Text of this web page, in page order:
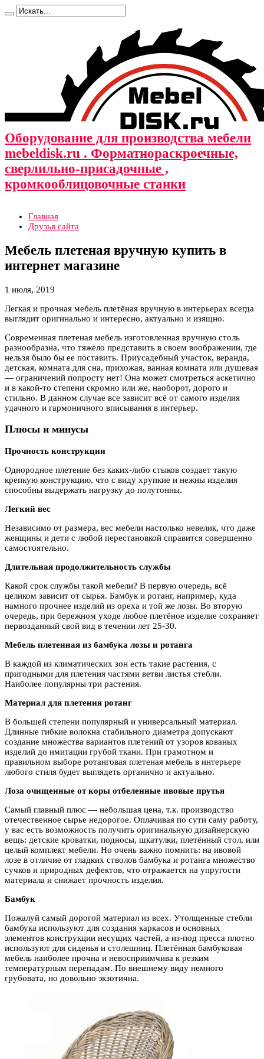
Оборудование для производства мебели
mebeldisk.ru . Форматнораскроечные,
сверлильно-присадочные ,
кромкооблицовочные станки
Главная
Друзья сайта
Мебель плетеная вручную купить в
интернет магазине
1 июля, 2019
Легкая и прочная мебель плетёная вручную в интерьерах всегда
выглядит оригинально и интересно, актуально и изящно.
Современная плетеная мебель изготовленная вручную столь
разнообразна, что тяжело представить в своем воображении, где
нельзя было бы ее поставить. Приусадебный участок, веранда,
детская, комната для сна, прихожая, ванная комната или душевая
— ограничений попросту нет! Она может смотреться аскетично
и в какой-то степени скромно или же, наоборот, дорого и
стильно. В данном случае все зависит всё от самого изделия
удачного и гармоничного вписывания в интерьер.
Плюсы и минусы
Прочность конструкции
Однородное плетение без каких-либо стыков создает такую
крепкую конструкцию, что с виду хрупкие и нежны изделия
способны выдержать нагрузку до полутонны.
Легкий вес
Независимо от размера, вес мебели настолько невелик, что даже
женщины и дети с любой перестановкой справится совершенно
самостоятельно.
Длительная продолжительность службы
Какой срок службы такой мебели? В первую очередь, всё
целиком зависит от сырья. Бамбук и ротанг, например, куда
намного прочнее изделий из ореха и той же лозы. Во вторую
очередь, при бережном уходе любое плетёное изделие сохраняет
первозданный свой вид в течении лет 25-30.
Мебель плетенная из бамбука лозы и ротанга
В каждой из климатических зон есть такие растения, с
пригодными для плетения частями ветви листья стебли.
Наиболее популярны три растения.
Материал для плетения ротанг
В большей степени популярный и универсальный материал.
Длинные гибкие волокна стабильного диаметра допускают
создание множества вариантов плетений от узоров кованых
изделий до имитации грубой ткани. При грамотном и
правильном выборе ротанговая плетеная мебель в интерьере
любого стиля будет выглядеть органично и актуально.
Лоза очищенные от коры отбеленные ивовые прутья
Самый главный плюс — небольшая цена, т.к. производство
отечественное сырье недорогое. Оплачивая по сути саму работу,
у вас есть возможность получить оригинальную дизайнерскую
вещь: детские кроватки, подносы, шкатулки, плетённый стол, или
целый комплект мебели. Но очень важно помнить: на ивовой
лозе в отличие от гладких стволов бамбука и ротанга множество
сучков и природных дефектов, что отражается на упругости
материала и снижает прочность изделия.
Бамбук
Пожалуй самый дорогой материал из всех. Утолщенные стебли
бамбука используют для создания каркасов и основных
элементов конструкции несущих частей, а из-под пресса плотно
используют для сиденья и столешниц. Плетённая бамбуковая
мебель наиболее прочна и невосприимчива к резким
температурным перепадам. По внешнему виду немного
грубовата, но довольно экзотична.